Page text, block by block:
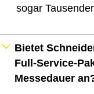
sogar
Bietet
Full‑Service-
Messedauer